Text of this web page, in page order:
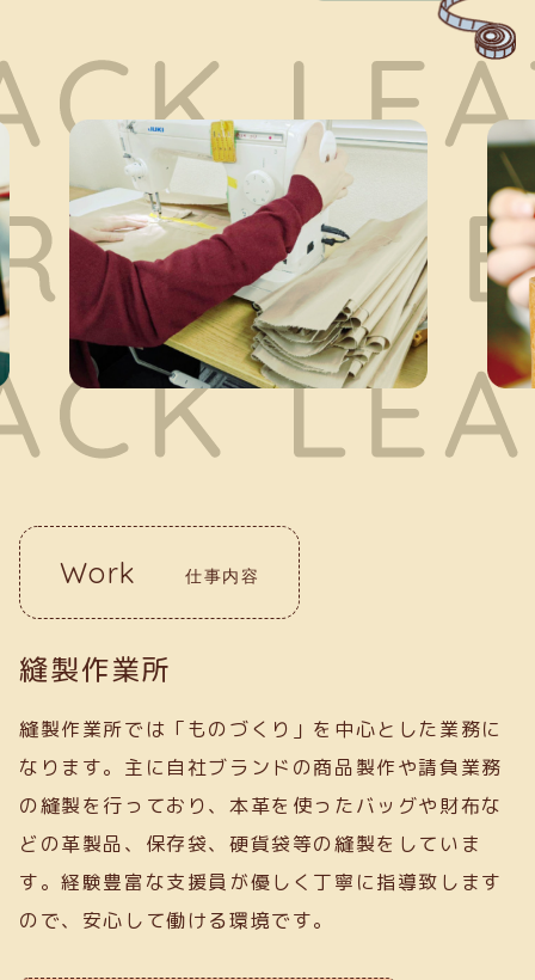
Work 仕事内容
縫製作業所
縫製作業所では「ものづくり」を中心とした業務に
なります。主に自社ブランドの商品製作や請負業務
の縫製を行っており、本革を使ったバッグや財布な
どの革製品、保存袋、硬貨袋等の縫製をしていま
す。経験豊富な支援員が優しく丁寧に指導致します
ので、安心して働ける環境です。